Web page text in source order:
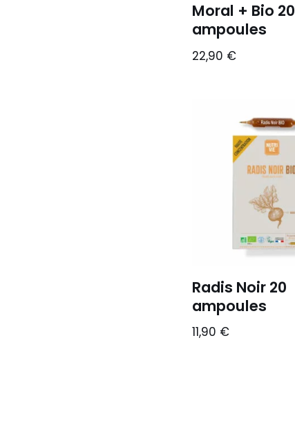
Moral + Bio 20
ampoules
22,90 €
Radis Noir 20
ampoules
11,90 €